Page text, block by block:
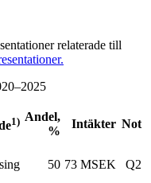
relaterade till
1) Andel,
%
Intäkter Not
50 73 MSEK
Q2